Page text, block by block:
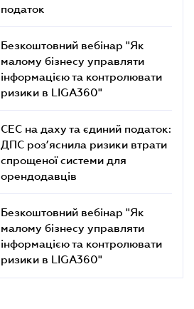
податок
Безкоштовний вебінар "Як
малому бізнесу управляти
інформацією та контролювати
ризики в LIGA360"
СЕС на даху та єдиний податок:
ДПС роз’яснила ризики втрати
спрощеної системи для
орендодавців
Безкоштовний вебінар "Як
малому бізнесу управляти
інформацією та контролювати
ризики в LIGA360"